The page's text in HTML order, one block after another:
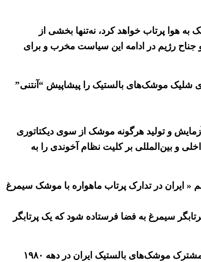
هوا پرتاب خواهد کرد، نه‌تنها بخشی از
جناح رژیم در ادامه این سیاست مخرب و برای
شلیک موشک‌های بالستیک را پیشاپیش “آنتنی”
این جملات بیان دو واقعیت است، نخست نقض آشکار قطعنامه ۲۲۳۱ که استفاده، آزمایش و تولید هرگونه موشک از سوی دیکتاتوری
و بین‌المللی بر کلیت نظام آخوندی را به
« ایران در تدارک پرتاب ماهواره با موشک سیمرغ
سیمرغ به فضا فرستاده شود که یک پرتابگر
موشک شهاب ۳ نیز، اساساً «با تکنولوژی روسی در اوایل دهه شهاب ۳ تولیدشده است » و « طراحی این موشک به پروژهٔ مشترک موشک‌های بالستیک ایران در دهه ۱۹۸۰